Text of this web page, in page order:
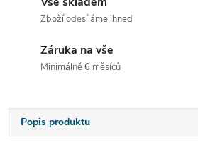
Zboží odesíláme ihned
Záruka na vše
Minimálně 6 měsíců
Popis produktu